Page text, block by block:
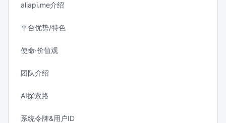
aliapi.me介绍
平台优势/特色
使命·价值观
团队介绍
AI探索路
系统令牌&用户ID